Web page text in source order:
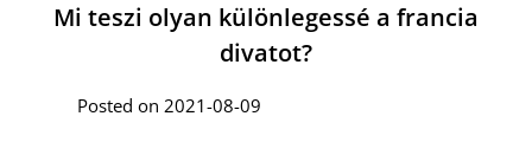
Mi teszi olyan különlegessé a francia
divatot?
Posted on 2021-08-09